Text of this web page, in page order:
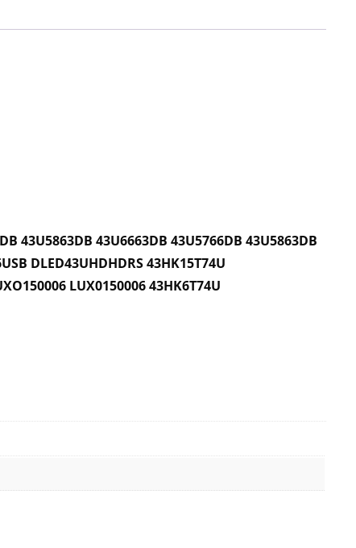
43U5863DB 43U6663DB 43U5766DB 43U5863DB
DLED43UHDHDRS 43HK15T74U
LUX0150006 43HK6T74U